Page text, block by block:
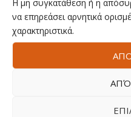
Η μη συγκατάθεση ή η
να επηρεάσει αρνητικά
χαρακτηριστικά.